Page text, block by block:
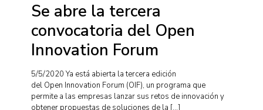
Se abre la tercera
convocatoria del Open
Innovation Forum
5/5/2020 Ya está abierta la tercera edición
del Open Innovation Forum (OIF), un programa que
permite a las empresas lanzar sus retos de innovación y
obtener propuestas de soluciones de la […]